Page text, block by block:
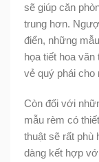
sẽ giúp căn
trung hơn.
điển, những mẫu
họa tiết hoa
vẻ quý phái cho
Còn đối với
mẫu rèm có
thuật sẽ rất phù
dàng kết hợp